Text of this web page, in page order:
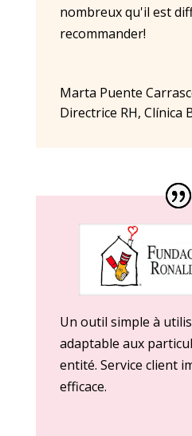
nombreux qu'il est
recommander!
Marta Puente
Directrice RH, Clínica
Un outil simple à
adaptable aux
entité. Service client
efficace.